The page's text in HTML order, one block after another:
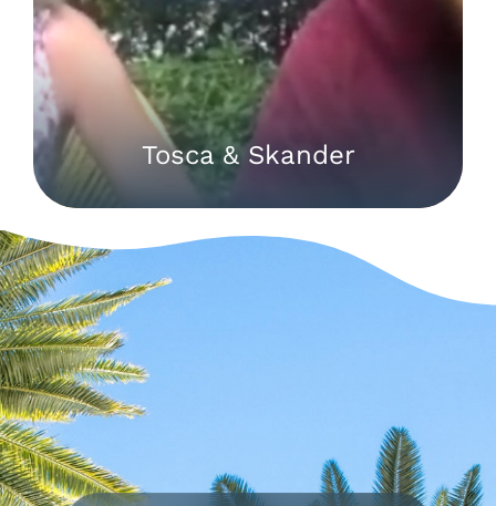
Tosca & Skander